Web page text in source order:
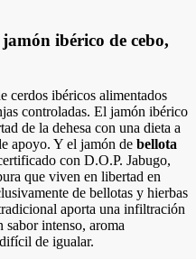
ibérico de cebo,
cerdos ibéricos alimentados
controladas. El jamón ibérico
de la dehesa con una dieta a
apoyo. Y el jamón de bellota
con D.O.P. Jabugo,
que viven en libertad en
de bellotas y hierbas
aporta una infiltración
sabor intenso, aroma
de igualar.